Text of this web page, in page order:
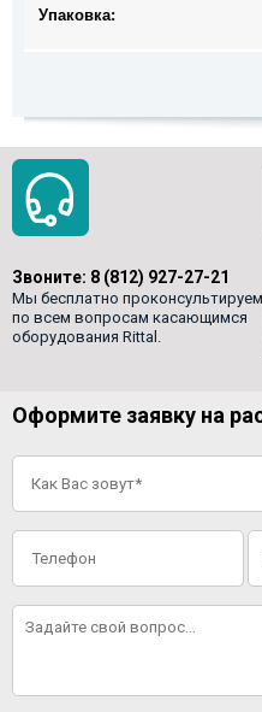
Упаковка:
Звоните: 8 (812) 927-27-21
Мы бесплатно проконсультируем
по всем вопросам касающимся
оборудования Rittal.
Оформите заявку на